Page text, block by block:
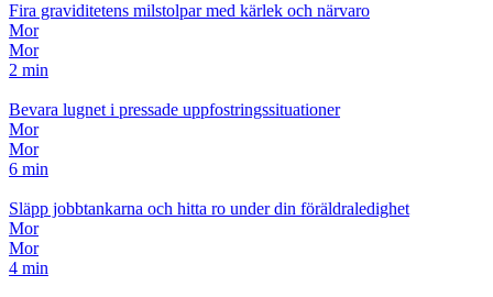
Fira graviditetens milstolpar med kärlek och närvaro
Mor
Mor
2 min
Bevara lugnet i pressade uppfostringssituationer
Mor
Mor
6 min
Släpp jobbtankarna och hitta ro under din föräldraledighet
Mor
Mor
4 min